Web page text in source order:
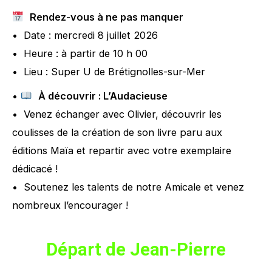
Rendez-vous à ne pas manquer
• Date : mercredi 8 juillet 2026
• Heure : à partir de 10 h 00
• Lieu : Super U de Brétignolles-sur-Mer
•
À découvrir : L’Audacieuse
• Venez échanger avec Olivier, découvrir les
coulisses de la création de son livre paru aux
éditions Maïa et repartir avec votre exemplaire
dédicacé !
• Soutenez les talents de notre Amicale et venez
nombreux l’encourager !
Départ de Jean-Pierre